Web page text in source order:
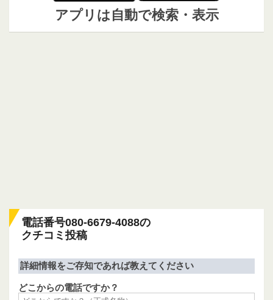
アプリは自動で検索・表示
電話番号080-6679-4088の
クチコミ投稿
詳細情報をご存知であれば教えてください
どこからの電話ですか？